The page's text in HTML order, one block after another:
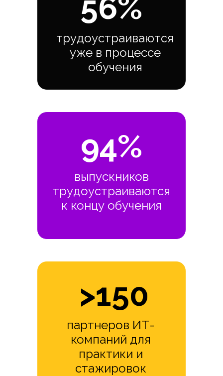
56%
трудоустраиваются
уже в процессе
обучения
94%
выпускников
трудоустраиваются
к концу обучения
>150
партнеров ИТ-
компаний для
практики и
стажировок